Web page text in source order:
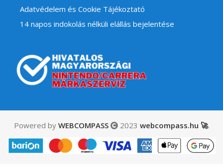
Adatvédelem és Cookie Tájékoztató
14 napos indokolás nélküli elállás bejelentése
Powered by WEBCOMPASS 2023 webcompass.hu 🚀.